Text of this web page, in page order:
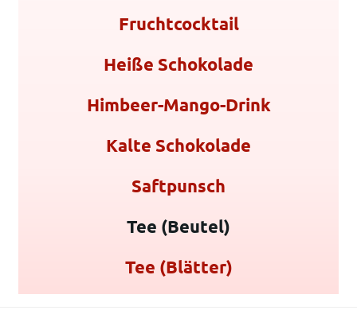
Fruchtcocktail
Heiße Schokolade
Himbeer-Mango-Drink
Kalte Schokolade
Saftpunsch
Tee (Beutel)
Tee (Blätter)